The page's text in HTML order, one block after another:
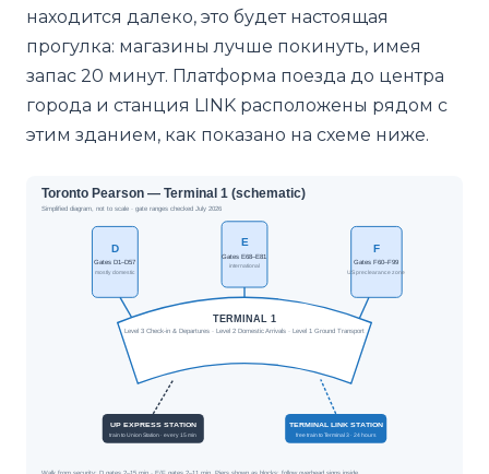
находится далеко, это будет настоящая
прогулка: магазины лучше покинуть, имея
запас 20 минут. Платформа поезда до центра
города и станция LINK расположены рядом с
этим зданием, как показано на схеме ниже.